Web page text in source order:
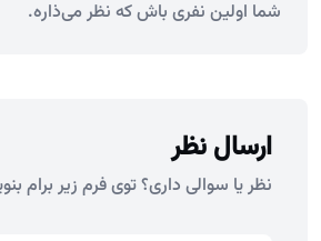
شما اولین نفری باش که نظر می‌ذاره.
ارسال نظر
نظر یا سوالی داری؟ توی فرم زیر برام